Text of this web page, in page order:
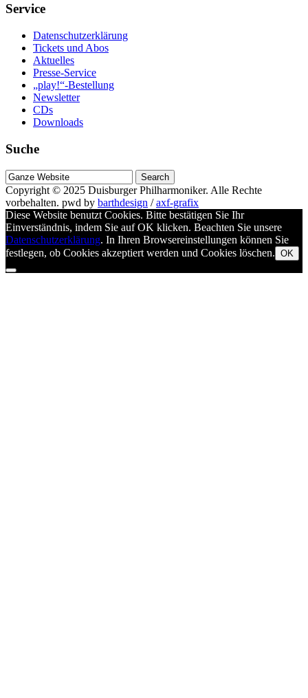
Service
Datenschutzerklärung
Tickets und Abos
Aktuelles
Presse-Service
„play!“-Bestellung
Newsletter
CDs
Downloads
Suche
Suche
nach
Copyright © 2025 Duisburger Philharmoniker. Alle Rechte
vorbehalten. pwd by barthdesign /axf-grafix
Diese Website benutzt Cookies. Bitte bestätigen Sie Ihr
Einverständnis, indem Sie auf OK klicken. Beachten Sie unsere
Datenschutzerklärung. In Ihren Browsereinstellungen können Sie
festlegen, ob Cookies akzeptiert werden und Cookies löschen. OK